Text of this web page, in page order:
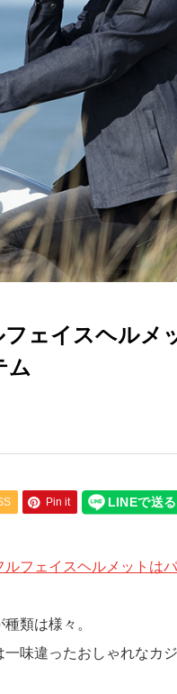
フェイスヘル
ム
Pin it
ルフェイスヘルメットは
類は様々。
味違ったおしゃれなカ